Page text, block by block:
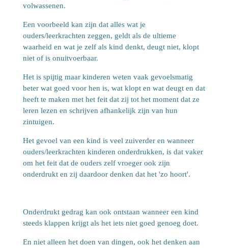
volwassenen.
Een voorbeeld kan zijn dat alles wat je
ouders/leerkrachten zeggen, geldt als de ultieme
waarheid en wat je zelf als kind denkt, deugt niet, klopt
niet of is onuitvoerbaar.
Het is spijtig maar kinderen weten vaak gevoelsmatig
beter wat goed voor hen is, wat klopt en wat deugt en dat
heeft te maken met het feit dat zij tot het moment dat ze
leren lezen en schrijven afhankelijk zijn van hun
zintuigen.
Het gevoel van een kind is veel zuiverder en wanneer
ouders/leerkrachten kinderen onderdrukken, is dat vaker
om het feit dat de ouders zelf vroeger ook zijn
onderdrukt en zij daardoor denken dat het 'zo hoort'.
Onderdrukt gedrag kan ook ontstaan wanneer een kind
steeds klappen krijgt als het iets niet goed genoeg doet.
En niet alleen het doen van dingen, ook het denken aan